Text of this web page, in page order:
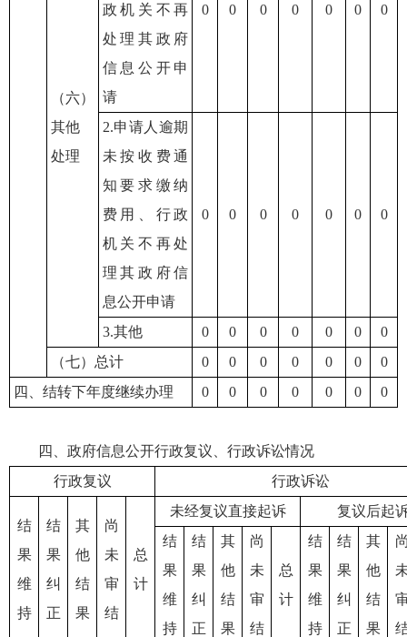
（六）
其他
处理
政机关不再
处理其政府
信息公开申
请
0 0 0 0 0 0 0
2.申请人逾期
未按收费通
知要求缴纳
费用、行政
机关不再处
理其政府信
息公开申请
0 0 0 0 0 0 0
3.其他 0 0 0 0 0 0
0
（七）总计
0 0 0 0 0 0
0
四、结转下年度继续办理
0 0 0 0 0 0 0
四、政府信息公开行政复议、行政诉讼情况
行政复议
行政诉讼
结
果
维
持
结
果
纠
正
其
他
结
果
尚
未
审
结
总
计
未经复议直接起诉
复议后起
结
果
维
持
结
果
纠
正
其
他
结
果
尚
未
审
结
总
计
结
果
维
持
结
果
纠
正
其
他
结
果